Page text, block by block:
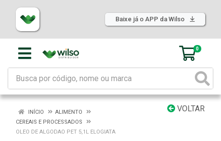
Baixe já o APP da Wilso
0
VOLTAR
INÍCIO
ALIMENTO
CEREAIS E PROCESSADOS
OLEO DE ALGODAO PET 5,1L ELOGIATA